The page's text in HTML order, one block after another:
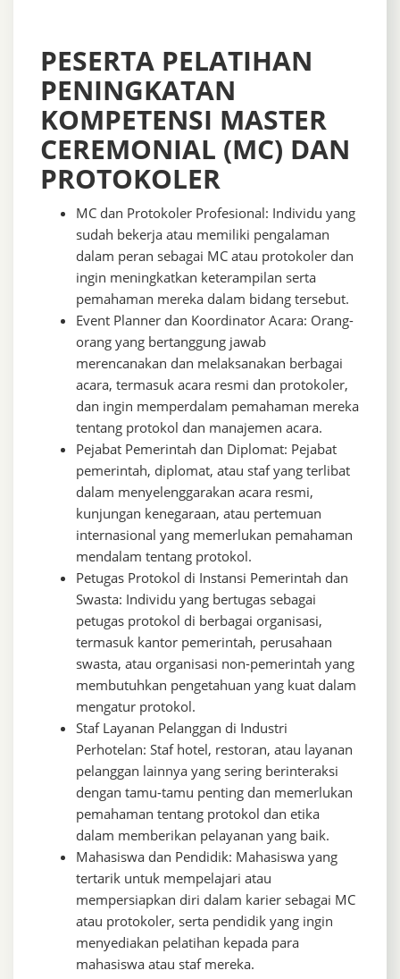
PESERTA PELATIHAN
PENINGKATAN
KOMPETENSI MASTER
CEREMONIAL (MC) DAN
PROTOKOLER
MC dan Protokoler Profesional: Individu yang
sudah bekerja atau memiliki pengalaman
dalam peran sebagai MC atau protokoler dan
ingin meningkatkan keterampilan serta
pemahaman mereka dalam bidang tersebut.
Event Planner dan Koordinator Acara: Orang-
orang yang bertanggung jawab
merencanakan dan melaksanakan berbagai
acara, termasuk acara resmi dan protokoler,
dan ingin memperdalam pemahaman mereka
tentang protokol dan manajemen acara.
Pejabat Pemerintah dan Diplomat: Pejabat
pemerintah, diplomat, atau staf yang terlibat
dalam menyelenggarakan acara resmi,
kunjungan kenegaraan, atau pertemuan
internasional yang memerlukan pemahaman
mendalam tentang protokol.
Petugas Protokol di Instansi Pemerintah dan
Swasta: Individu yang bertugas sebagai
petugas protokol di berbagai organisasi,
termasuk kantor pemerintah, perusahaan
swasta, atau organisasi non-pemerintah yang
membutuhkan pengetahuan yang kuat dalam
mengatur protokol.
Staf Layanan Pelanggan di Industri
Perhotelan: Staf hotel, restoran, atau layanan
pelanggan lainnya yang sering berinteraksi
dengan tamu-tamu penting dan memerlukan
pemahaman tentang protokol dan etika
dalam memberikan pelayanan yang baik.
Mahasiswa dan Pendidik: Mahasiswa yang
tertarik untuk mempelajari atau
mempersiapkan diri dalam karier sebagai MC
atau protokoler, serta pendidik yang ingin
menyediakan pelatihan kepada para
mahasiswa atau staf mereka.